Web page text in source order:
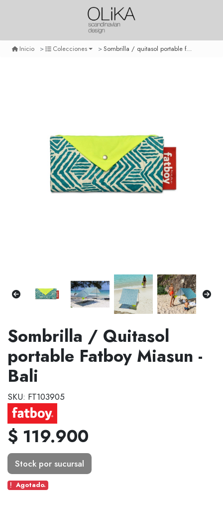
Inicio Colecciones Sombrilla / quitasol portable fatboy miasun - bali
Sombrilla / Quitasol
portable Fatboy Miasun -
Bali
SKU: FT103905
$ 119.900
Stock por sucursal
Agotado.